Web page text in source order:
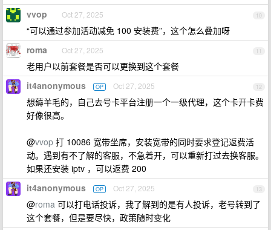
10
vvop Oct 27, 2025
“可以通过参加活动减免 100 安装费”，这个怎么叠加呀
11
roma Oct 27, 2025
老用户以前套餐是否可以更换到这个套餐
12
it4anonymous OP Oct 27, 2025
想薅羊毛的，自己去号卡平台注册一个一级代理，这个卡开卡费
好像很高。
@vvop 打 10086 宽带坐席，安装宽带的同时要求登记返费活
动。遇到有不了解的客服，不急着开，可以重新打过去换客服。
如果还安装 iptv ，可以返费 200
13
it4anonymous OP Oct 27, 2025
@roma 可以打电话投诉，我了解到的是有人投诉，老号转到了
这个套餐，但是要尽快，政策随时变化